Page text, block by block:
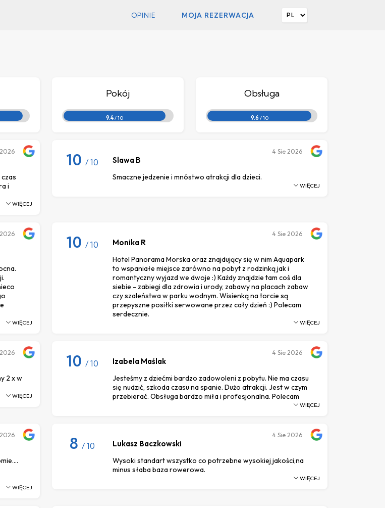
OPINIE MOJA REZERWACJA
Pokój
9.4/ 10
Obsługa
9.6 / 10
i
WIĘCEJ
10 / 10 Slawa B
Smaczne jedzenie i mnóstwo atrakcji dla dzieci.
4 Sie 2026
WIĘCEJ
WIĘCEJ
10 / 10 Monika R
Hotel Panorama Morska oraz znajdujący się w nim Aquapark
to wspaniałe miejsce zarówno na pobyt z rodzinką jak i
romantyczny wyjazd we dwoje :) Każdy znajdzie tam coś dla
siebie - zabiegi dla zdrowia i urody, zabawy na placach zabaw
czy szaleństwa w parku wodnym. Wisienką na torcie są
przepyszne posiłki serwowane przez cały dzień :) Polecam
serdecznie.
4 Sie 2026
WIĘCEJ
2 x w
WIĘCEJ
10 / 10 Izabela Maślak
Jesteśmy z dziećmi bardzo zadowoleni z pobytu. Nie ma czasu
się nudzić, szkoda czasu na spanie. Dużo atrakcji. Jest w czym
przebierać. Obsługa bardzo miła i profesjonalna. Polecam
4 Sie 2026
WIĘCEJ
WIĘCEJ
8 / 10 Lukasz Baczkowski
Wysoki standart wszystko co potrzebne wysokiej jakości,na
minus słaba baza rowerowa.
4 Sie 2026
WIĘCEJ